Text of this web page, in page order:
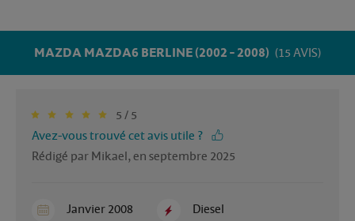
MAZDA MAZDA6 BERLINE (2002 - 2008) (15 AVIS)
5 / 5
Avez-vous trouvé cet avis utile ?
Rédigé par Mikael, en septembre 2025
Janvier 2008 Diesel